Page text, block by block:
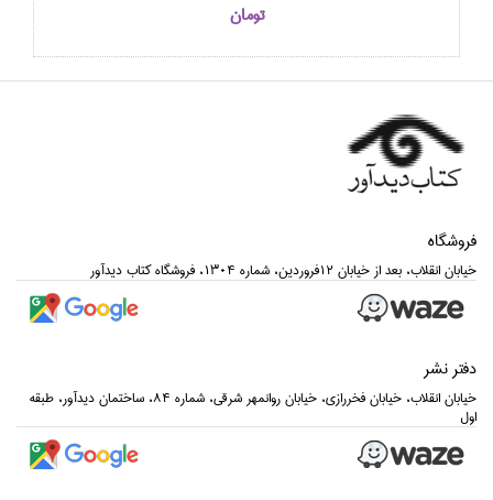
تومان
فروشگاه
خيابان انقلاب، بعد از خيابان 12فروردين، شماره 1304، فروشگاه كتاب ديدآور
دفتر نشر
خيابان انقلاب، خيابان فخررازي، خيابان روانمهر شرقي، شماره 84، ساختمان ديدآور، طبقه
اول